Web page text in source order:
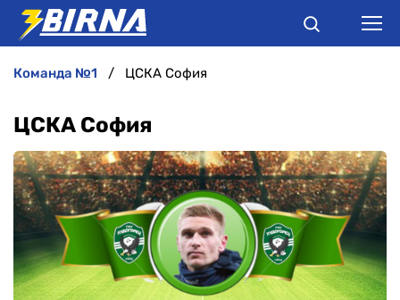
ІНТЕРВ'Ю
РІЗНЕ
БУКМЕКЕРИ
команда №1 ЦСКА София
ЦСКА София